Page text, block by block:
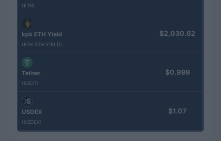
(ETH)
kpk ETH Yield
(KPK ETH YIELD)
$2,030.62
Tether
(USDT)
$0.999
USDEX
(USDEX)
$1.07